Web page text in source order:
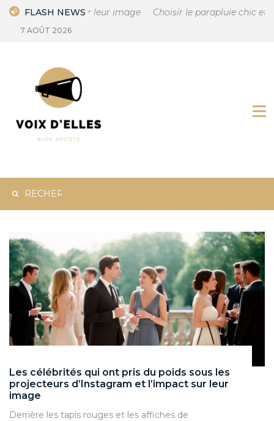
Skip
content
FLASH NEWS
sur leur image Choisir le parapluie chic et élégant pour
7 AOÛT 2026
Les célébrités qui ont pris du poids sous les
projecteurs d’Instagram et l’impact sur leur
image
Derrière les tapis rouges et les affiches de